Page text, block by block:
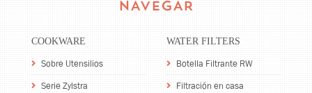
NAVEGAR
COOKWARE
Sobre Utensilios
Serie Zylstra
WATER FILTERS
Botella Filtrante RW
Filtración en casa